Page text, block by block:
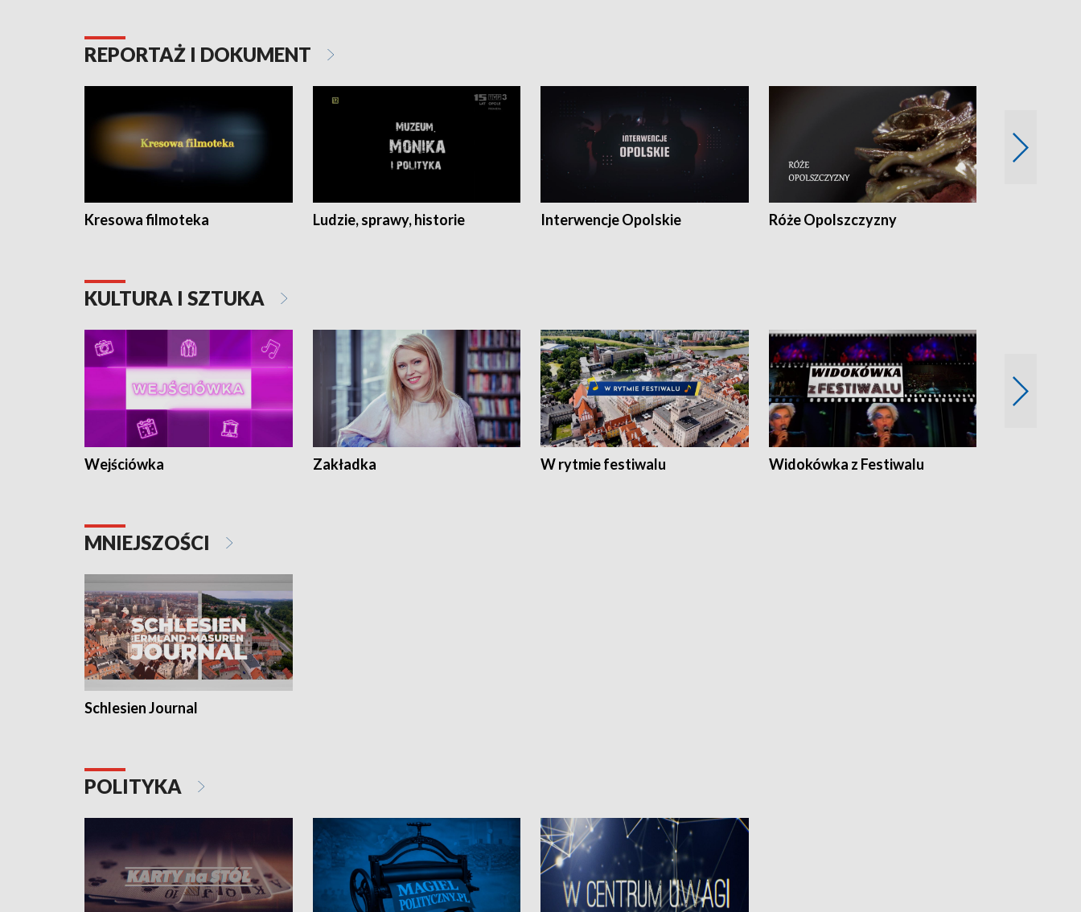
REPORTAŻ I DOKUMENT
Kresowa filmoteka Ludzie, sprawy, historie Interwencje Opolskie Róże Opolszczyzny
KULTURA I SZTUKA
Wejściówka Zakładka W rytmie festiwalu Widokówka z Festiwalu
MNIEJSZOŚCI
Schlesien Journal
POLITYKA